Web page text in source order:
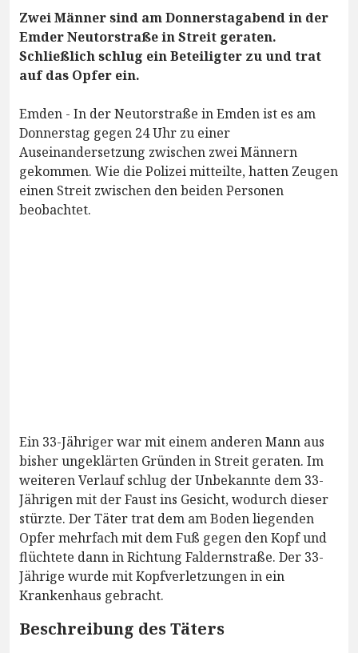
Zwei Männer sind am Donnerstagabend in der
Emder Neutorstraße in Streit geraten.
Schließlich schlug ein Beteiligter zu und trat
auf das Opfer ein.
Emden - In der Neutorstraße in Emden ist es am
Donnerstag gegen 24 Uhr zu einer
Auseinandersetzung zwischen zwei Männern
gekommen. Wie die Polizei mitteilte, hatten Zeugen
einen Streit zwischen den beiden Personen
beobachtet.
Ein 33-Jähriger war mit einem anderen Mann aus
bisher ungeklärten Gründen in Streit geraten. Im
weiteren Verlauf schlug der Unbekannte dem 33-
Jährigen mit der Faust ins Gesicht, wodurch dieser
stürzte. Der Täter trat dem am Boden liegenden
Opfer mehrfach mit dem Fuß gegen den Kopf und
flüchtete dann in Richtung Faldernstraße. Der 33-
Jährige wurde mit Kopfverletzungen in ein
Krankenhaus gebracht.
Beschreibung des Täters